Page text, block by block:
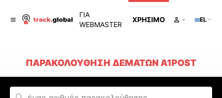
ΓΙΑ
WEBMASTER
ΧΡΉΣΙΜΟ EL
ΠΑΡΑΚΟΛΟΎΘΗΣΗ ΔΕΜΆΤΩΝ A1POST